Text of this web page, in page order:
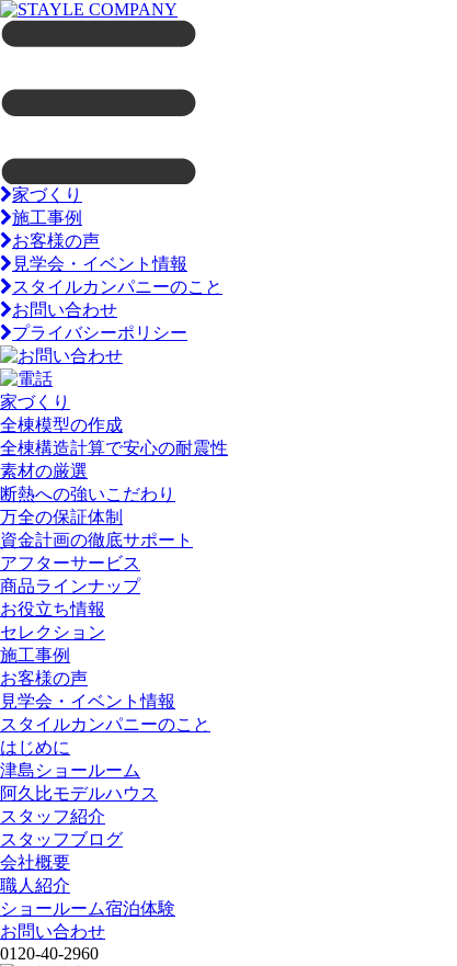
家づくり
施工事例
お客様の声
見学会・イベント情報
スタイルカンパニーのこと
お問い合わせ
プライバシーポリシー
家づくり
全棟模型の作成
全棟構造計算で安心の耐震性
素材の厳選
断熱への強いこだわり
万全の保証体制
資金計画の徹底サポート
アフターサービス
商品ラインナップ
お役立ち情報
セレクション
施工事例
お客様の声
見学会・イベント情報
スタイルカンパニーのこと
はじめに
津島ショールーム
阿久比モデルハウス
スタッフ紹介
スタッフブログ
会社概要
職人紹介
ショールーム宿泊体験
お問い合わせ
0120-40-2960